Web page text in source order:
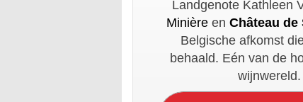
Landgenote Kathleen
Minière en Château de
Belgische afkomst
behaald. Eén van de
wijnwereld.